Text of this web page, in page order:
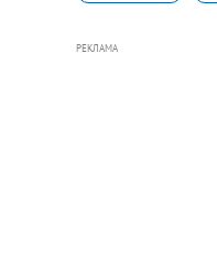
РЕКЛАМА